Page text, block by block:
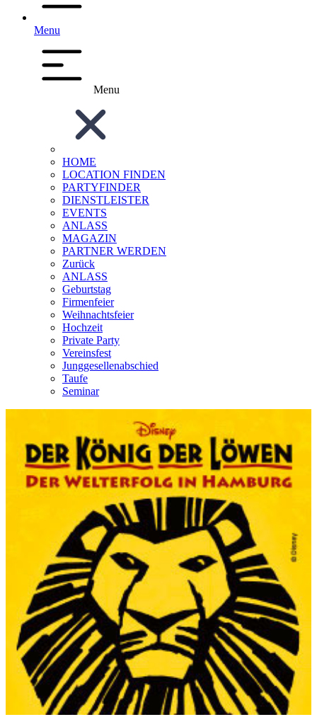
Menu
Menu
HOME
LOCATION FINDEN
PARTYFINDER
DIENSTLEISTER
EVENTS
ANLASS
MAGAZIN
PARTNER WERDEN
Zurück
ANLASS
Geburtstag
Firmenfeier
Weihnachtsfeier
Hochzeit
Private Party
Vereinsfest
Junggesellenabschied
Taufe
Seminar